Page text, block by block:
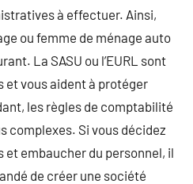
à effectuer. Ainsi,
ou femme de ménage auto
La SASU ou l’EURL sont
et vous aident à protéger
les règles de comptabilité
complexes. Si vous décidez
et embaucher du personnel, il
de créer une société